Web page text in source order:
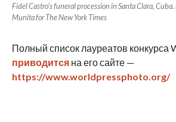
Fidel Castro’s funeral procession in Santa Clara,
Munita for The New York Times
Полный список лауреатов конкурса
приводитсяна его сайте —
https://www.worldpressphoto.org/